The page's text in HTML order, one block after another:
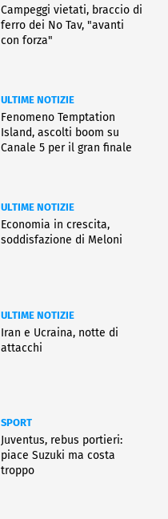
Campeggi vietati, braccio di
ferro dei No Tav, "avanti
con forza"
ULTIME NOTIZIE
Fenomeno Temptation
Island, ascolti boom su
Canale 5 per il gran finale
ULTIME NOTIZIE
Economia in crescita,
soddisfazione di Meloni
ULTIME NOTIZIE
Iran e Ucraina, notte di
attacchi
SPORT
Juventus, rebus portieri:
piace Suzuki ma costa
troppo